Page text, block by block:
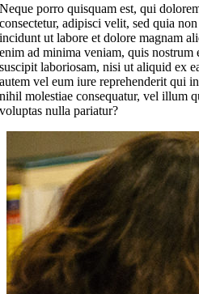
Neque porro quisquam est, qui
consectetur, adipisci velit, sed quia
incidunt ut labore et dolore magnam
enim ad minima veniam, quis
suscipit laboriosam, nisi ut aliquid ex
autem vel eum iure reprehenderit qui
nihil molestiae consequatur, vel illum
voluptas nulla pariatur?